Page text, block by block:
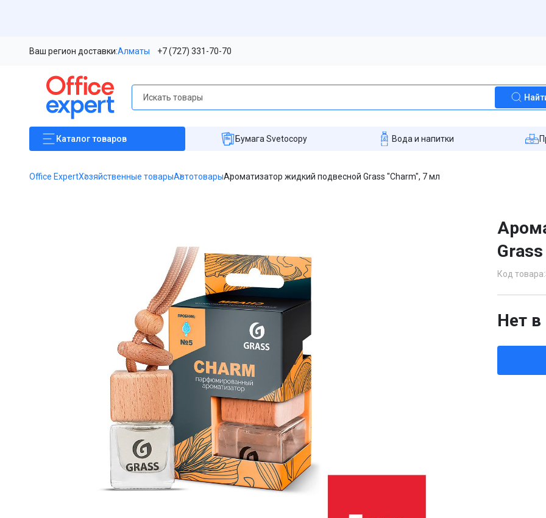
Ваш регион доставки:Алматы +7 (727) 331-70-70
Каталогтоваров Бумага Svetocopy Вода и напитки
Office ExpertХозяйственные товарыАвтотоварыАроматизатор жидкий подвесной Grass "Charm", 7 мл
Код товара:
Нет в